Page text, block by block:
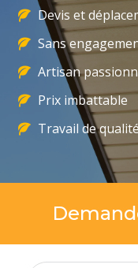
Devis et
Sans
Artisan
Prix imbattable
Travail de